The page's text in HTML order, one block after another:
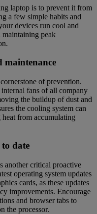
laptop is to prevent it from
a few simple habits and
devices run cool and
peak
maintenance
of prevention.
fans of all company
the buildup of dust and
the cooling system can
from accumulating
date
another critical proactive
operating system updates
cards, as these updates
improvements. Encourage
and browser tabs to
the processor.